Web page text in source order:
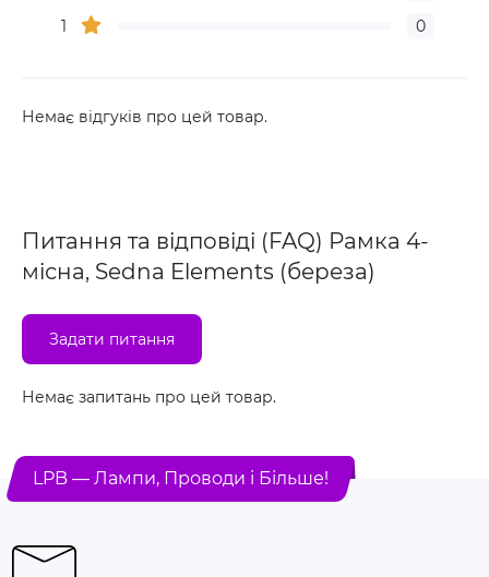
1
0
Немає відгуків про цей товар.
Питання та відповіді (FAQ) Рамка 4-
місна, Sedna Elements (береза)
Задати питання
Немає запитань про цей товар.
LPB — Лампи, Проводи і Більше!